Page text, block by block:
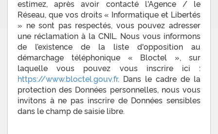
estimez, après avoir contacté l'Agence / le
Réseau, que vos droits « Informatique et Libertés
» ne sont pas respectés, vous pouvez adresser
une réclamation à la CNIL. Nous vous informons
de l’existence de la liste d'opposition au
démarchage téléphonique « Bloctel », sur
laquelle vous pouvez vous inscrire ici :
https://www.bloctel.gouv.fr. Dans le cadre de la
protection des Données personnelles, nous vous
invitons à ne pas inscrire de Données sensibles
dans le champ de saisie libre.